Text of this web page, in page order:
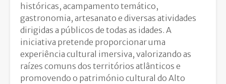
históricas, acampamento temático,
gastronomia, artesanato e diversas atividades
dirigidas a públicos de todas as idades. A
iniciativa pretende proporcionar uma
experiência cultural imersiva, valorizando as
raízes comuns dos territórios atlânticos e
promovendo o património cultural do Alto